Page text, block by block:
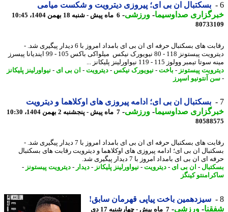
بسکتبال ان بی ای؛ پیروزی دیترویت و شکست میامی
صداوسیما-ورزشی-6 ماه پیش - شنبه 18 بهمن 1404، 10:45
رقابت های بسکتبال حرفه ای ان بی ای بامداد امروز با 6 دیدار پیگیری شد. -
دیترویت پیستونز 118 - 80 نیویورک نیکس میلواکی باکس 105 - 99 ایندیانا پیسرز
تیمبر وولوز 115 - 119 نیواورلینز پلیکانز ...
پیستونز-باخت-نیویورک نیکس-دیترویت -ان بی ای- نیواورلینز پلیکانز
آنتونیو اسپرز
بسکتبال ان بی ای؛ ادامه پیروزی های اوکلاهما و دیترویت
صداوسیما-ورزشی-7 ماه پیش - پنجشنبه 2 بهمن 1404، 10:30
رقابت های بسکتبال حرفه ای ان بی ای بامداد امروز با 7 دیدار پیگیری شد. -
ان بی ای؛ ادامه پیروزی های اوکلاهما و دیترویت رقابت های بسکتبال
ان بی ای بامداد امروز با 7 دیدار پیگیری شد.
-ان بی ای- دیترویت -نیواورلینز پلیکانز-دیدار-دیترویت پیستونز-
کینگز
سیزدهمین باخت پیاپی قهرمان سابق!
-ورزشی-
7 ماه پیش - چهارشنبه 17 دی